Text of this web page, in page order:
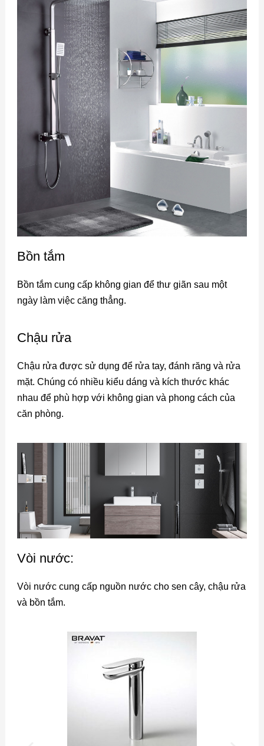
Bồn tắm
Bồn tắm cung cấp không gian để thư giãn sau một
ngày làm việc căng thẳng.
Chậu rửa
Chậu rửa được sử dụng để rửa tay, đánh răng và rửa
mặt. Chúng có nhiều kiểu dáng và kích thước khác
nhau để phù hợp với không gian và phong cách của
căn phòng.
Vòi nước:
Vòi nước cung cấp nguồn nước cho sen cây, chậu rửa
và bồn tắm.